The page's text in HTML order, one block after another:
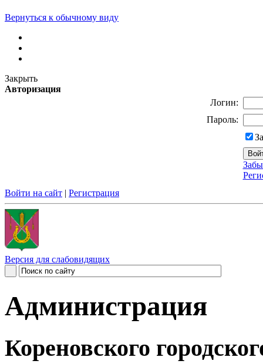
Вернуться к обычному виду
Закрыть
Авторизация
Логин:
Пароль:
Войти на сайт | Регистрация
Версия для слабовидящих
Администрация
Кореновского